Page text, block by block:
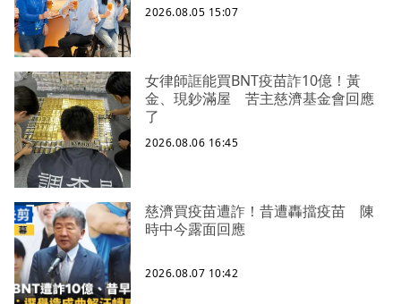
2026.08.05 15:07
女律師誆能買BNT疫苗詐10億！黃
金、現鈔滿屋 苦主慈濟基金會回應
了
2026.08.06 16:45
慈濟買疫苗遭詐！昔遭轟擋疫苗 陳
時中今露面回應
2026.08.07 10:42